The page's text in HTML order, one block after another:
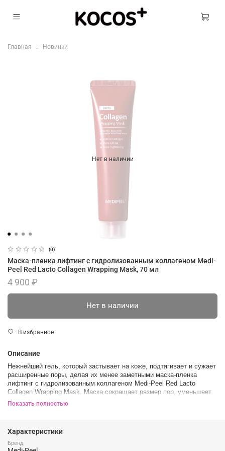
Главная Новинки
Нет в наличии
(0)
Маска-пленка лифтинг с гидролизованным коллагеном Medi-
Peel Red Lacto Collagen Wrapping Mask, 70 мл
4 900 ₽
Нет в наличии
В избранное
Описание
Нежнейший гель, который застывает на коже, подтягивает и сужает
расширенные поры, делая их менее заметными маска-пленка
лифтинг с гидролизованным коллагеном Medi-Peel Red Lacto
Collagen Wrapping Mask. Маска сокращает размер пор, уменьшает
их глубину, сглаживает микрорельеф.
придаёт здоровое сияние. Питательная кремовая текстура плотно
прилегает к коже, образуя дышащую коллагеновую мембрану,
Показать полностью
Характеристики
Бренд